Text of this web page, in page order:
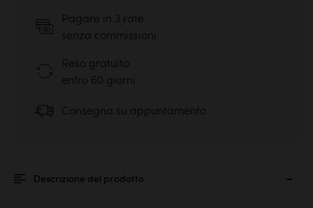
Pagare in 3 rate
senza commissioni
Reso gratuito
entro 60 giorni
Consegna su appuntamento
Descrizione del prodotto